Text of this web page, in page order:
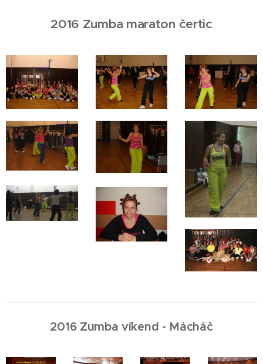
2016 Zumba maraton čertic
2016 Zumba víkend - Mácháč